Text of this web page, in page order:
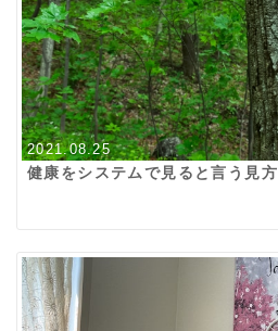
2021.08.25
健康をシステムで見ると言う見方